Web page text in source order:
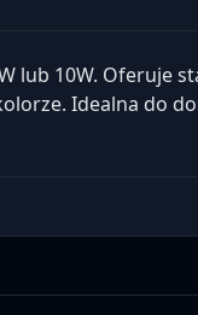
lub 10W. Oferuje
Idealna do